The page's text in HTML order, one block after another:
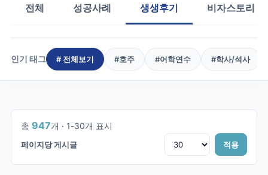
전체 성공사례 생생후기 비자스토리
인기 태그 # 전체보기 #호주 #어학연수 #학사/석사
총 947개 · 1-30개 표시
페이지당 게시글 적용
1/32